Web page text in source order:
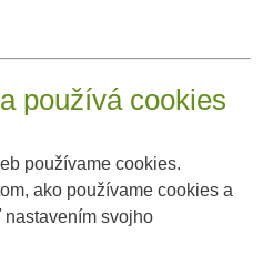
používá cookies
používame cookies.
ako používame cookies a
svojho